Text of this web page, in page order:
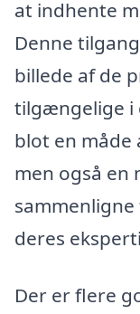
at indhente
Denne
billede af de
tilgængelige i
blot en måde
men også en
deres
Der er flere